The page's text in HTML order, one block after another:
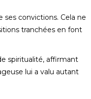
convictions. Cela ne
tranchées en font
spiritualité, affirmant
lui a valu autant